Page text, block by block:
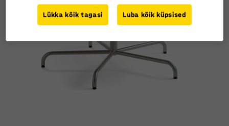
Lükka kõik tagasi Luba kõik küpsised